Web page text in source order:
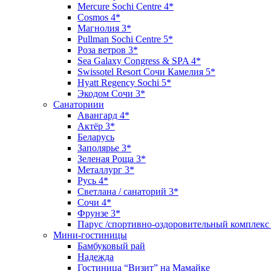
Mercure Sochi Centre 4*
Cosmos 4*
Магнолия 3*
Pullman Sochi Сеntre 5*
Роза ветров 3*
Sea Galaxy Congress & SPA 4*
Swissotel Resort Сочи Камелия 5*
Hyatt Regency Sochi 5*
Экодом Сочи 3*
Санаториии
Авангард 4*
Актёр 3*
Беларусь
Заполярье 3*
Зеленая Роща 3*
Металлург 3*
Русь 4*
Светлана / санаторий 3*
Сочи 4*
Фрунзе 3*
Парус /спортивно-оздоровительный
Мини-гостиницы
Бамбуковый рай
Надежда
Гостиница “Визит” на Мамайке